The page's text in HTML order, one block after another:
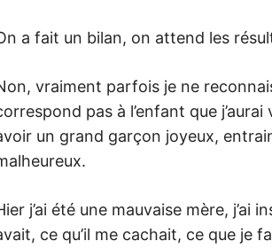
a fait un bilan, on attend les
vraiment parfois je ne
pas à l’enfant que
un grand garçon joyeux,
j’ai été une mauvaise mère, j’ai
ce qu’il me cachait, ce que je